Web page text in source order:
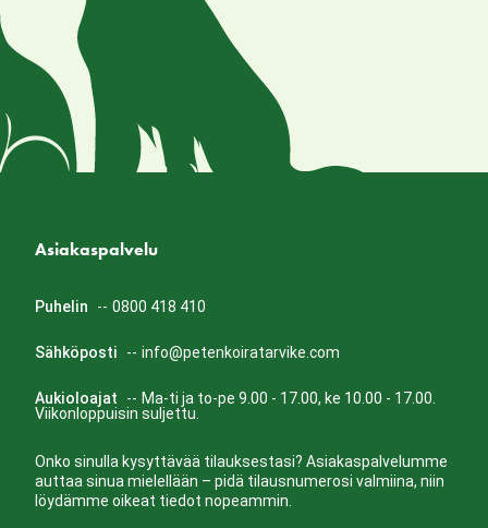
Asiakaspalvelu
Puhelin -- 0800 418 410
Sähköposti -- info@petenkoiratarvike.com
Aukioloajat -- Ma-ti ja to-pe 9.00 - 17.00, ke 10.00 - 17.00.
Viikonloppuisin suljettu.
Onko sinulla kysyttävää tilauksestasi? Asiakaspalvelumme
auttaa sinua mielellään – pidä tilausnumerosi valmiina, niin
löydämme oikeat tiedot nopeammin.